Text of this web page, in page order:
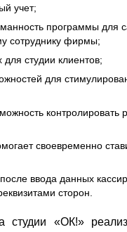
учет;
программы для
сотруднику фирмы;
студии клиентов;
для
контролировать
своевременно
ввода данных
сторон.
«ОК!»